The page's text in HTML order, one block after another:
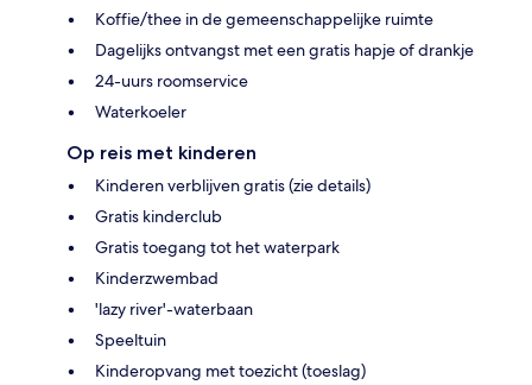
Koffie/thee in de gemeenschappelijke ruimte
Dagelijks ontvangst met een gratis hapje of drankje
24-uurs roomservice
Waterkoeler
Op reis met kinderen
Kinderen verblijven gratis (zie details)
Gratis kinderclub
Gratis toegang tot het waterpark
Kinderzwembad
'lazy river'-waterbaan
Speeltuin
Kinderopvang met toezicht (toeslag)